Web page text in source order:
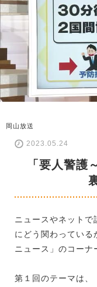
岡山放送
2023.05.24
「要人警護
ニュースやネットで
にどう関わっている
ニュース」のコーナ
第１回のテーマは、